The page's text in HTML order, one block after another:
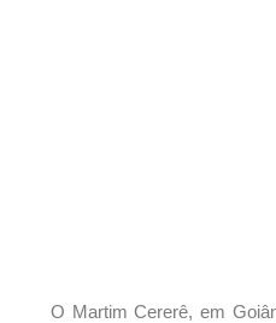
O Martim Cererê, em